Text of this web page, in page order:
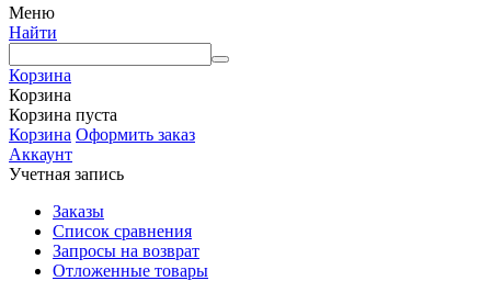
Меню
Найти
Корзина
Корзина
Корзина пуста
Корзина Оформить заказ
Аккаунт
Учетная запись
Заказы
Список сравнения
Запросы на возврат
Отложенные товары